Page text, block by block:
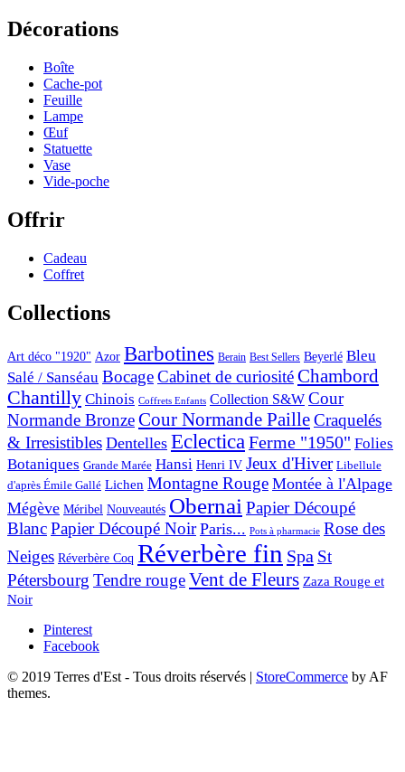
Décorations
Boîte
Cache-pot
Feuille
Lampe
Œuf
Statuette
Vase
Vide-poche
Offrir
Cadeau
Coffret
Collections
Art déco "1920" Azor Barbotines Berain Best Sellers Beyerlé Bleu
Salé / Sanséau BocageCabinet de curiositéChambord
Chantilly Chinois Coffrets Enfants Collection S&W Cour
Normande BronzeCour Normande PailleCraquelés
& Irresistibles Dentelles EclecticaFerme "1950" Folies
Botaniques Grande Marée Hansi Henri IV Jeux d'Hiver Libellule
d'après Émile Gallé Lichen Montagne Rouge Montée à l'Alpage
Mégève Méribel Nouveautés ObernaiPapier Découpé
BlancPapier Découpé Noir Paris... Pots à pharmacie Rose des
Neiges Réverbère Coq Réverbère fin Spa St
Pétersbourg Tendre rougeVent de Fleurs Zaza Rouge et
Noir
Pinterest
Facebook
© 2019 Terres d'Est - Tous droits réservés
StoreCommerce by AF
themes.